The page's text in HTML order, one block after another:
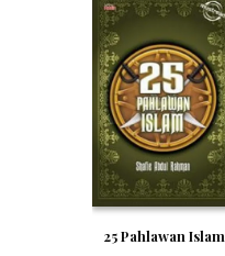
25 Pahlawan Islam